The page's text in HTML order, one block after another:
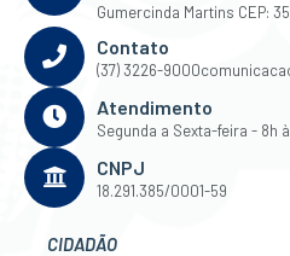
Gumercinda Martins CEP:
Contato
(37) 3226-9000
Atendimento
Segunda a Sexta-feira - 8h
CNPJ
18.291.385/0001-59
CIDADÃO